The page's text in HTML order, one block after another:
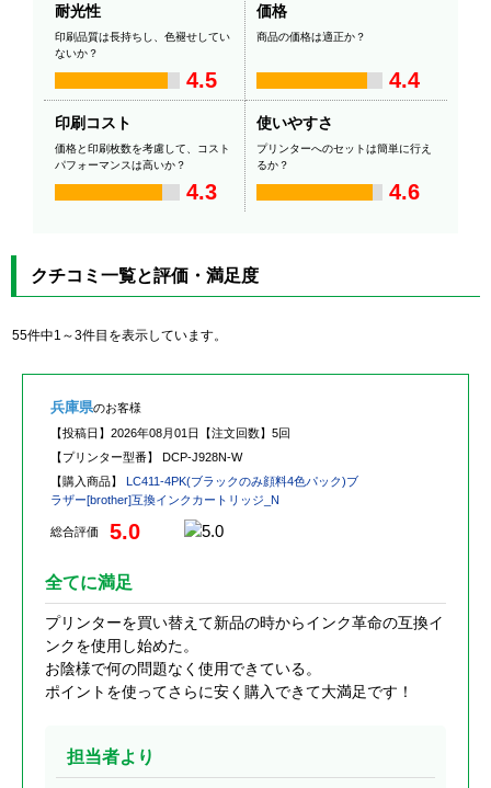
耐光性
印刷品質は長持ちし、色褪せしてい
ないか？
4.5
価格
商品の価格は適正か？
4.4
印刷コスト
価格と印刷枚数を考慮して、コスト
パフォーマンスは高いか？
4.3
使いやすさ
プリンターへのセットは簡単に行え
るか？
4.6
クチコミ一覧と評価・満足度
55件中1～3件目を表示しています。
兵庫県のお客様
【投稿日】 2026年08月01日 【注文回数】 5回
【プリンター型番】 DCP-J928N-W
【購入商品】 LC411-4PK(ブラックのみ顔料4色パック)ブ
ラザー[brother]互換インクカートリッジ_N
総合評価 5.0
全てに満足
プリンターを買い替えて新品の時からインク革命の互換イ
ンクを使用し始めた。
お陰様で何の問題なく使用できている。
ポイントを使ってさらに安く購入できて大満足です！
担当者より